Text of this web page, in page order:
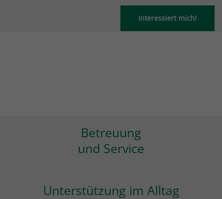
Interessiert mich!
Betreuung
und Service
Unterstützung im Alltag